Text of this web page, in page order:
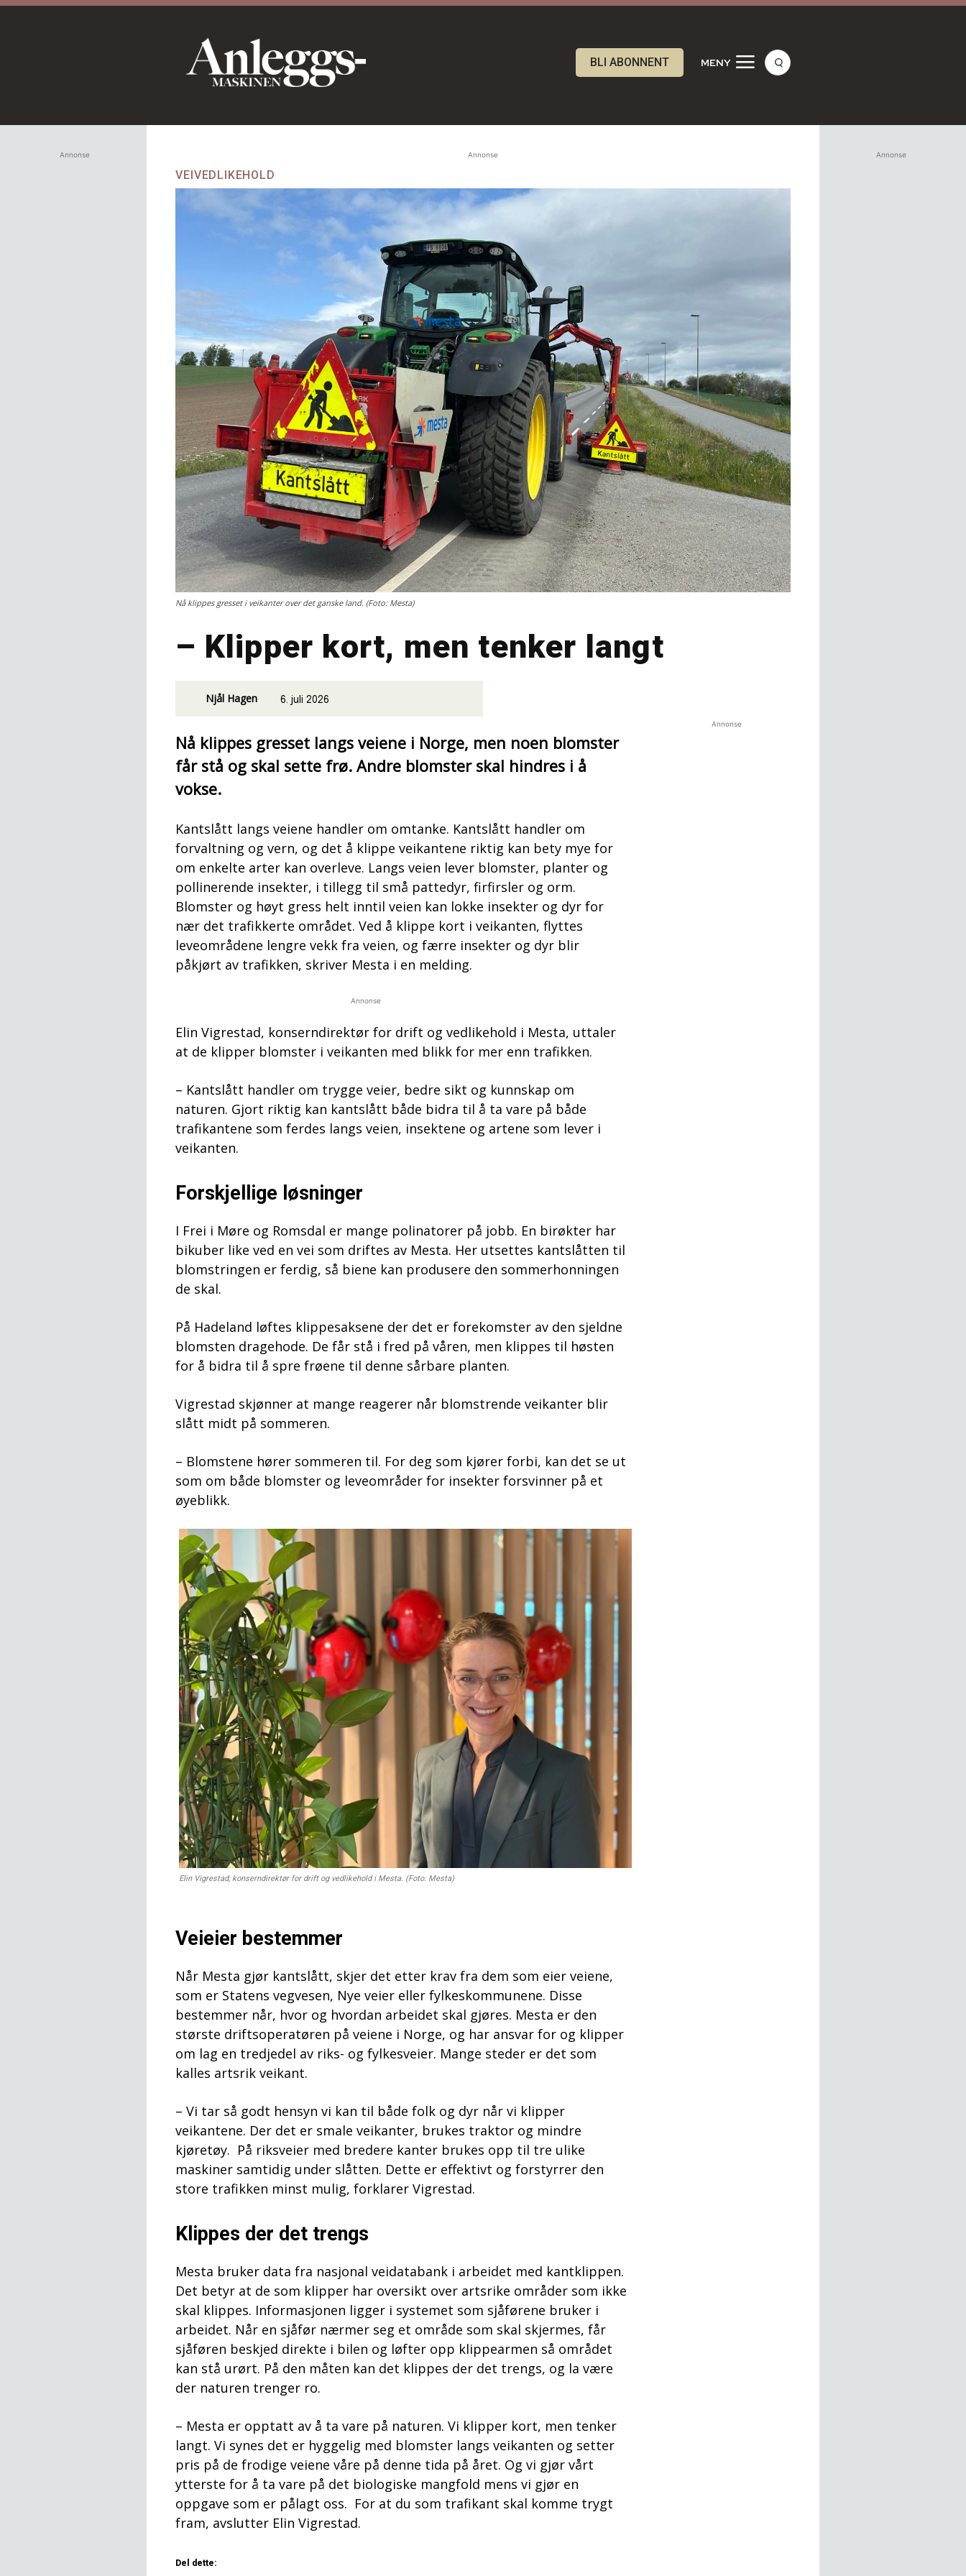
BLI ABONNENT MENY
Annonse Annonse
VEIVEDLIKEHOLD
Nå klippes gresset i veikanter over det ganske land. (Foto: Mesta)
– Klipper kort, men tenker langt
Njål Hagen 6. juli 2026
Nå klippes gresset langs veiene i Norge, men noen blomster
får stå og skal sette frø. Andre blomster skal hindres i å
vokse.
Kantslått langs veiene handler om omtanke. Kantslått handler om
forvaltning og vern, og det å klippe veikantene riktig kan bety mye for
om enkelte arter kan overleve. Langs veien lever blomster, planter og
pollinerende insekter, i tillegg til små pattedyr, firfirsler og orm.
Blomster og høyt gress helt inntil veien kan lokke insekter og dyr for
nær det trafikkerte området. Ved å klippe kort i veikanten, flyttes
leveområdene lengre vekk fra veien, og færre insekter og dyr blir
påkjørt av trafikken, skriver Mesta i en melding.
Annonse
Elin Vigrestad, konserndirektør for drift og vedlikehold i Mesta, uttaler
at de klipper blomster i veikanten med blikk for mer enn trafikken.
– Kantslått handler om trygge veier, bedre sikt og kunnskap om
naturen. Gjort riktig kan kantslått både bidra til å ta vare på både
trafikantene som ferdes langs veien, insektene og artene som lever i
veikanten.
Forskjellige løsninger
I Frei i Møre og Romsdal er mange polinatorer på jobb. En birøkter har
bikuber like ved en vei som driftes av Mesta. Her utsettes kantslåtten til
blomstringen er ferdig, så biene kan produsere den sommerhonningen
de skal.
På Hadeland løftes klippesaksene der det er forekomster av den sjeldne
blomsten dragehode. De får stå i fred på våren, men klippes til høsten
for å bidra til å spre frøene til denne sårbare planten.
Vigrestad skjønner at mange reagerer når blomstrende veikanter blir
slått midt på sommeren.
– Blomstene hører sommeren til. For deg som kjører forbi, kan det se ut
som om både blomster og leveområder for insekter forsvinner på et
øyeblikk.
Elin Vigrestad, konserndirektør for drift og vedlikehold i Mesta. (Foto: Mesta)
Veieier bestemmer
Når Mesta gjør kantslått, skjer det etter krav fra dem som eier veiene,
som er Statens vegvesen, Nye veier eller fylkeskommunene. Disse
bestemmer når, hvor og hvordan arbeidet skal gjøres. Mesta er den
største driftsoperatøren på veiene i Norge, og har ansvar for og klipper
om lag en tredjedel av riks- og fylkesveier. Mange steder er det som
kalles artsrik veikant.
– Vi tar så godt hensyn vi kan til både folk og dyr når vi klipper
veikantene. Der det er smale veikanter, brukes traktor og mindre
kjøretøy. På riksveier med bredere kanter brukes opp til tre ulike
maskiner samtidig under slåtten. Dette er effektivt og forstyrrer den
store trafikken minst mulig, forklarer Vigrestad.
Klippes der det trengs
Mesta bruker data fra nasjonal veidatabank i arbeidet med kantklippen.
Det betyr at de som klipper har oversikt over artsrike områder som ikke
skal klippes. Informasjonen ligger i systemet som sjåførene bruker i
arbeidet. Når en sjåfør nærmer seg et område som skal skjermes, får
sjåføren beskjed direkte i bilen og løfter opp klippearmen så området
kan stå urørt. På den måten kan det klippes der det trengs, og la være
der naturen trenger ro.
– Mesta er opptatt av å ta vare på naturen. Vi klipper kort, men tenker
langt. Vi synes det er hyggelig med blomster langs veikanten og setter
pris på de frodige veiene våre på denne tida på året. Og vi gjør vårt
ytterste for å ta vare på det biologiske mangfold mens vi gjør en
oppgave som er pålagt oss. For at du som trafikant skal komme trygt
fram, avslutter Elin Vigrestad.
Del dette:
Annonse
Annonse